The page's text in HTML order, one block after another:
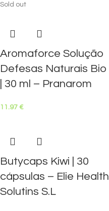
Sold out
Aromaforce Solução
Defesas Naturais Bio
| 30 ml – Pranarom
11.97 €
Butycaps Kiwi | 30
cápsulas – Elie Health
Solutins S.L